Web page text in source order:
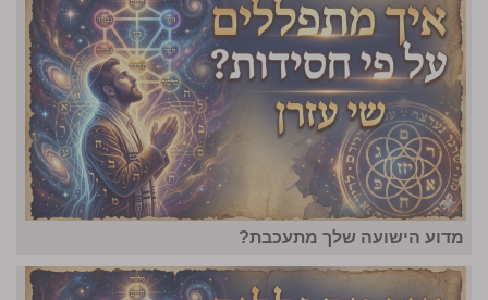
מדוע הישועה שלך מתעכבת?